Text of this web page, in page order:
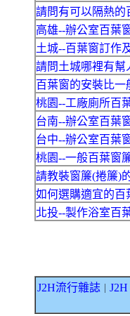
請問有可以隔熱的
高雄--辦公室百葉
土城--百葉窗訂作
請問土城哪裡有幫
百葉窗的安裝比一
桃園--工廠廁所百
台南--辦公室百葉
台中--辦公室百葉
桃園--一般百葉窗
請教裝窗簾(捲簾)
如何選購適宜的百
北投--製作浴室百
J2H流行雜誌 J2H